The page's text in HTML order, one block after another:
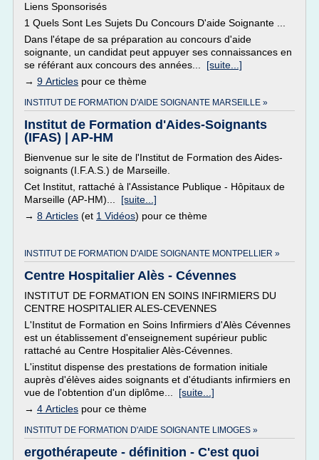
Liens Sponsorisés
1 Quels Sont Les Sujets Du Concours D'aide Soignante ...
Dans l'étape de sa préparation au concours d'aide
soignante, un candidat peut appuyer ses connaissances en
se référant aux concours des années... [suite...]
→ 9 Articles pour ce thème
INSTITUT DE FORMATION D'AIDE SOIGNANTE MARSEILLE »
Institut de Formation d'Aides-Soignants
(IFAS) | AP-HM
Bienvenue sur le site de l'Institut de Formation des Aides-
soignants (I.F.A.S.) de Marseille.
Cet Institut, rattaché à l'Assistance Publique - Hôpitaux de
Marseille (AP-HM)... [suite...]
→ 8 Articles (et 1 Vidéos) pour ce thème
INSTITUT DE FORMATION D'AIDE SOIGNANTE MONTPELLIER »
Centre Hospitalier Alès - Cévennes
INSTITUT DE FORMATION EN SOINS INFIRMIERS DU
CENTRE HOSPITALIER ALES-CEVENNES
L'Institut de Formation en Soins Infirmiers d'Alès Cévennes
est un établissement d'enseignement supérieur public
rattaché au Centre Hospitalier Alès-Cévennes.
L'institut dispense des prestations de formation initiale
auprès d'élèves aides soignants et d'étudiants infirmiers en
vue de l'obtention d'un diplôme... [suite...]
→ 4 Articles pour ce thème
INSTITUT DE FORMATION D'AIDE SOIGNANTE LIMOGES »
ergothérapeute - définition - C'est quoi